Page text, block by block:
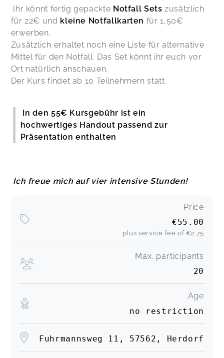
Ihr könnt fertig gepackte Notfall Setszusätzlich
für 22€ und kleine Notfallkarten für 1,50€
erwerben.
Zusätzlich erhaltet noch eine Liste für alternative
Mittel für den Notfall. Das Set könnt ihr euch vor
Ort natürlich anschauen.
Der Kurs findet ab 10 Teilnehmern statt.
In den 55€ Kursgebühr ist ein
hochwertiges Handout passend zur
Präsentation enthalten
Ich freue mich auf vier intensive Stunden!
Price
€55.00
plus service fee of €2.75
Max. participants
20
Age
no restriction
Fuhrmannsweg 11, 57562, Herdorf